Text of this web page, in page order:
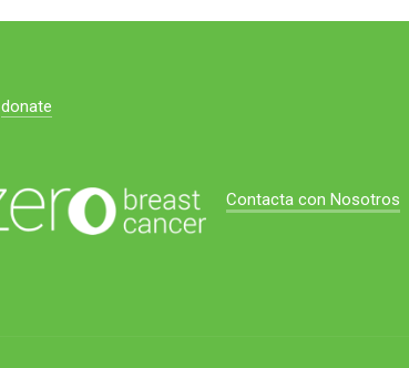
donate
Contacta con Nosotros